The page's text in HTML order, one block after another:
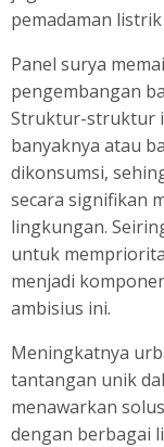
pemadaman
Panel surya
pengembangan
Struktur-struktur
banyaknya atau
dikonsumsi,
secara signifikan
lingkungan.
untuk
menjadi
ambisius ini.
Meningkatnya
tantangan unik
menawarkan
dengan berbagai